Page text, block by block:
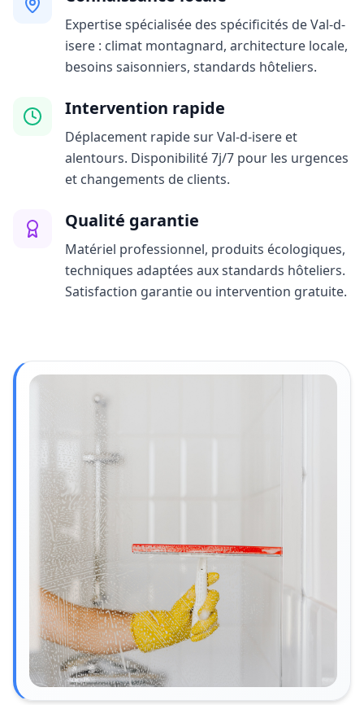
Expertise spécialisée des spécificités de Val-d-
isere : climat montagnard, architecture locale,
besoins saisonniers, standards hôteliers.
Intervention rapide
Déplacement rapide sur Val-d-isere et
alentours. Disponibilité 7j/7 pour les urgences
et changements de clients.
Qualité garantie
Matériel professionnel, produits écologiques,
techniques adaptées aux standards hôteliers.
Satisfaction garantie ou intervention gratuite.